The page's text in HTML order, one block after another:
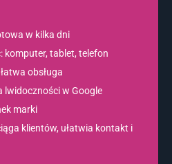
w kilka dni
komputer, tablet, telefon
obsługa
lwidoczności w Google
marki
klientów, ułatwia kontakt i